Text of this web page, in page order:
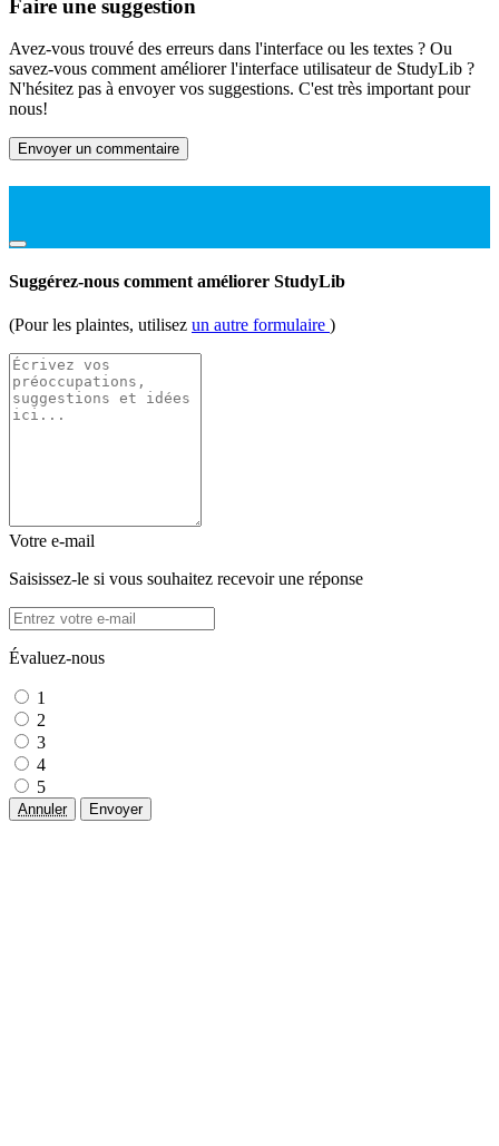
Faire une suggestion
Avez-vous trouvé des erreurs dans l'interface ou les textes ? Ou
savez-vous comment améliorer l'interface utilisateur de StudyLib ?
N'hésitez pas à envoyer vos suggestions. C'est très important pour
nous!
Envoyer un commentaire
Suggérez-nous comment améliorer StudyLib
(Pour les plaintes, utilisez un autre formulaire )
Votre e-mail
Saisissez-le si vous souhaitez recevoir une réponse
Évaluez-nous
1
2
3
4
5
Annuler Envoyer